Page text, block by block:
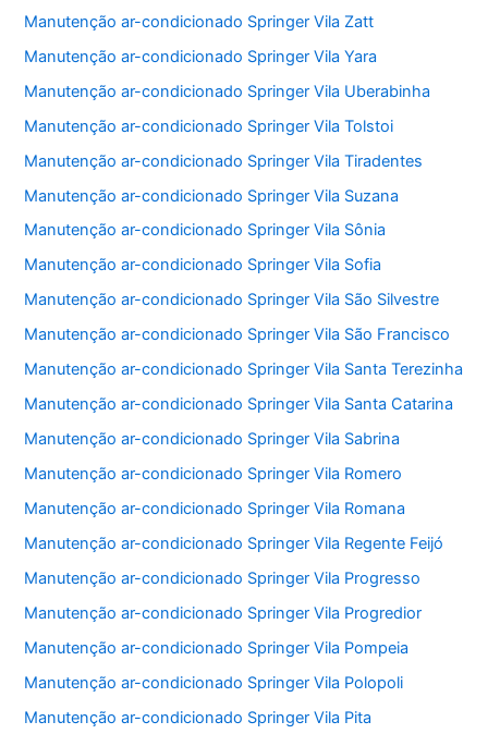
Manutenção ar-condicionado Springer Vila Zatt
Manutenção ar-condicionado Springer Vila Yara
Manutenção ar-condicionado Springer Vila Uberabinha
Manutenção ar-condicionado Springer Vila Tolstoi
Manutenção ar-condicionado Springer Vila Tiradentes
Manutenção ar-condicionado Springer Vila Suzana
Manutenção ar-condicionado Springer Vila Sônia
Manutenção ar-condicionado Springer Vila Sofia
Manutenção ar-condicionado Springer Vila São Silvestre
Manutenção ar-condicionado Springer Vila São Francisco
Manutenção ar-condicionado Springer Vila Santa Terezinha
Manutenção ar-condicionado Springer Vila Santa Catarina
Manutenção ar-condicionado Springer Vila Sabrina
Manutenção ar-condicionado Springer Vila Romero
Manutenção ar-condicionado Springer Vila Romana
Manutenção ar-condicionado Springer Vila Regente Feijó
Manutenção ar-condicionado Springer Vila Progresso
Manutenção ar-condicionado Springer Vila Progredior
Manutenção ar-condicionado Springer Vila Pompeia
Manutenção ar-condicionado Springer Vila Polopoli
Manutenção ar-condicionado Springer Vila Pita